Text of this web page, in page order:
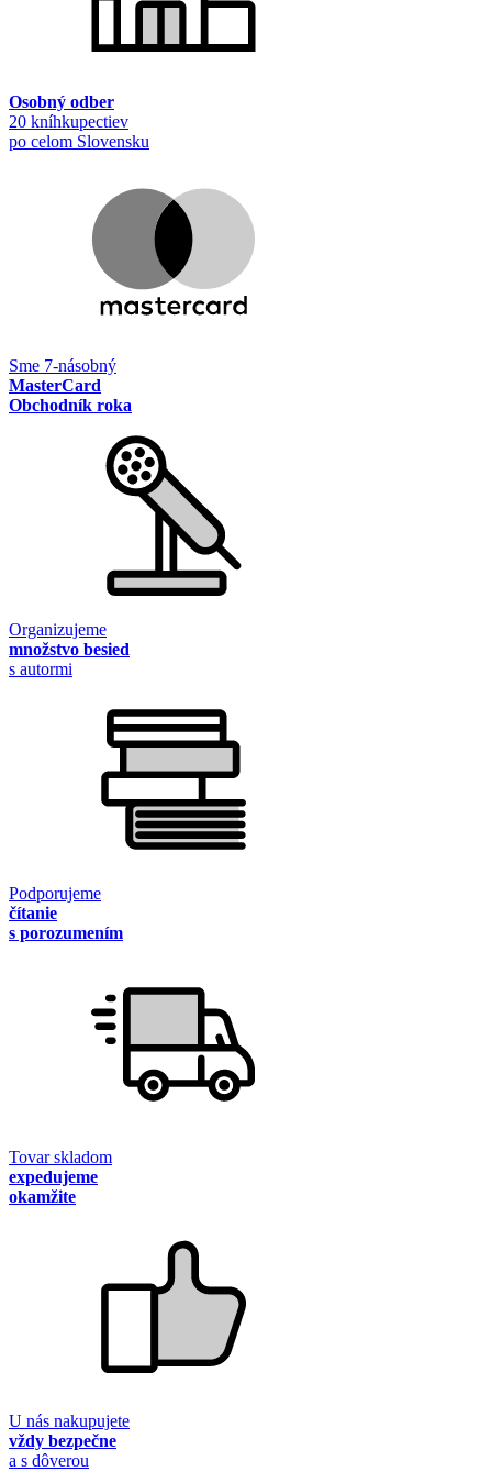
Osobný odber
20 kníhkupectiev
po celom Slovensku
Sme 7-násobný
MasterCard
Obchodník roka
Organizujeme
množstvo besied
s autormi
Podporujeme
čítanie
s porozumením
Tovar skladom
expedujeme
okamžite
U nás nakupujete
vždy bezpečne
a s dôverou